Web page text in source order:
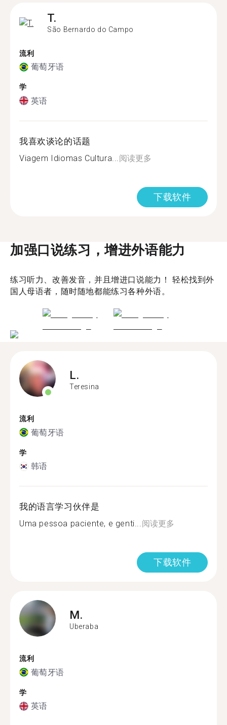
T.
São Bernardo do Campo
流利
葡萄牙语
学
英语
我喜欢谈论的话题
Viagem Idiomas Cultura... 阅读更多
下载软件
加强口说练习，增进外语能力
练习听力、改善发音，并且增进口说能力！ 轻松找到外
国人母语者，随时随地都能练习各种外语。
L.
Teresina
流利
葡萄牙语
学
韩语
我的语言学习伙伴是
Uma pessoa paciente, e genti...阅读更多
下载软件
M.
Uberaba
流利
葡萄牙语
学
英语